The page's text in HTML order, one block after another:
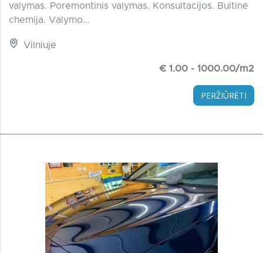
valymas. Poremontinis valymas. Konsultacijos. Buitinė
chemija. Valymo...
Vilniuje
€ 1.00 - 1000.00/m2
PERŽIŪRĖTI